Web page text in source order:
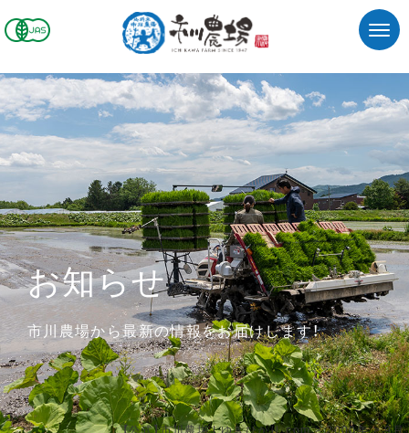
【公式】市川農場 | ゆきひかり.com>2000年>9月
お知らせ
市川農場から最新の情報をお届けします！